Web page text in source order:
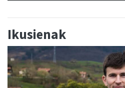
Ikusienak